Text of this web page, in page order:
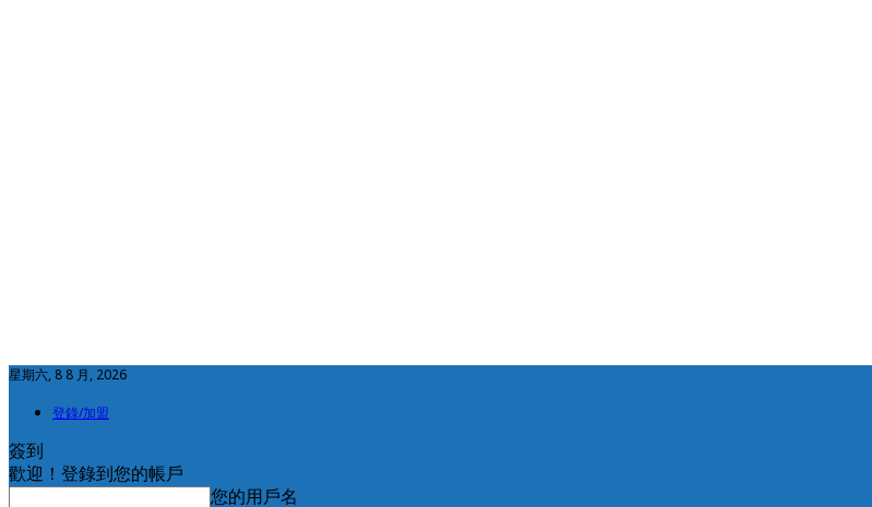
星期六, 8 8 月, 2026
登錄/加盟
簽到
歡迎！登錄到您的帳戶
您的用戶名